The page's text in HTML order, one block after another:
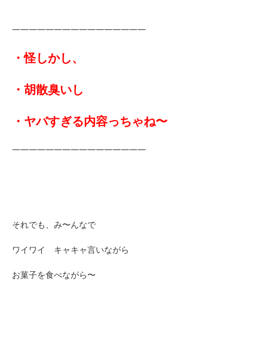
――――――――――――――――
・怪しかし、
・胡散臭いし
・ヤバすぎる内容っちゃね〜
――――――――――――――――
それでも、み〜んなで
ワイワイ キャキャ言いながら
お菓子を食べながら〜